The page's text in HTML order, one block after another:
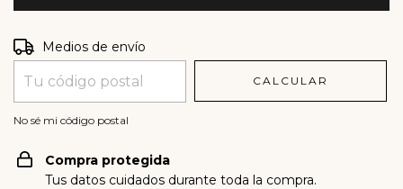
Entregas para el CP:
Medios de envío
CALCULAR
No sé mi código postal
Compra protegida
Tus datos cuidados durante toda la compra.